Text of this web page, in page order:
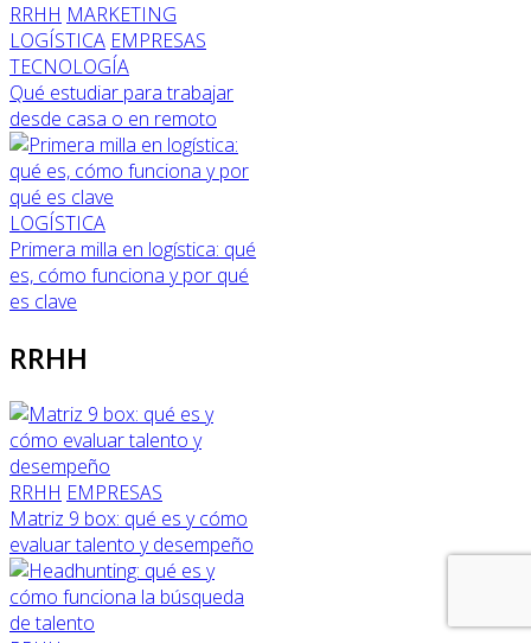
RRHH MARKETING
LOGÍSTICA EMPRESAS
TECNOLOGÍA
Qué estudiar para trabajar
desde casa o en remoto
LOGÍSTICA
Primera milla en logística: qué
es, cómo funciona y por qué
es clave
RRHH
RRHH EMPRESAS
Matriz 9 box: qué es y cómo
evaluar talento y desempeño